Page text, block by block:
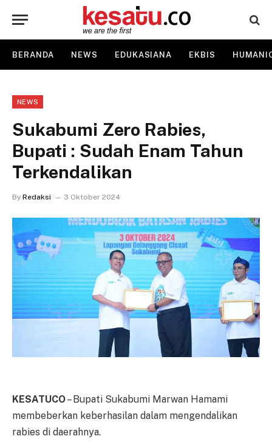
BERANDA NEWS EDUKASIANA EKBIS
NEWS
Sukabumi Zero Rabies,
Bupati : Sudah Enam Tahun
Terkendalikan
By Redaksi 3 Oktober 2024
KESATUCO– Bupati Sukabumi Marwan Hamami
membeberkan keberhasilan dalam mengendalikan
rabies di daerahnya.